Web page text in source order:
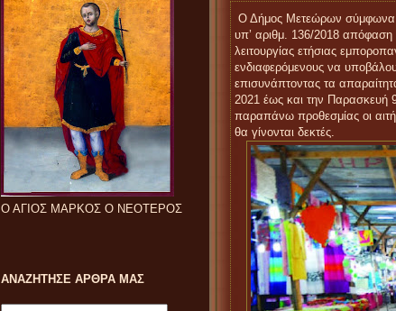
Ο ΑΓΙΟΣ ΜΑΡΚΟΣ Ο ΝΕΟΤΕΡΟΣ
ΑΝΑΖΗΤΗΣΕ ΑΡΘΡΑ ΜΑΣ
Ο Δήμος Μετεώρων σύμφωνα
υπ’ αριθμ. 136/2018 απόφαση
λειτουργίας ετήσιας
ενδιαφερόμενους να
επισυνάπτοντας τα
2021 έως και την Παρασκευή
παραπάνω προθεσμίας οι
θα γίνονται δεκτές.